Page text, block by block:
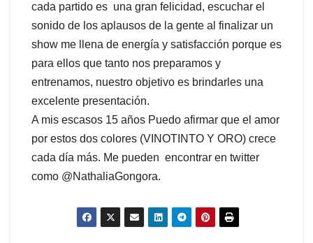
cada partido es una gran felicidad, escuchar el
sonido de los aplausos de la gente al finalizar un
show me llena de energía y satisfacción porque es
para ellos que tanto nos preparamos y
entrenamos, nuestro objetivo es brindarles una
excelente presentación.
A mis escasos 15 años Puedo afirmar que el amor
por estos dos colores (VINOTINTO Y ORO) crece
cada día más. Me pueden encontrar en twitter
como @NathaliaGongora.